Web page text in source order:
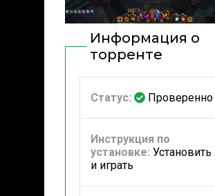
Информация о
торренте
Статус: Проверенно
Инструкция по
установке: Установить
и играть